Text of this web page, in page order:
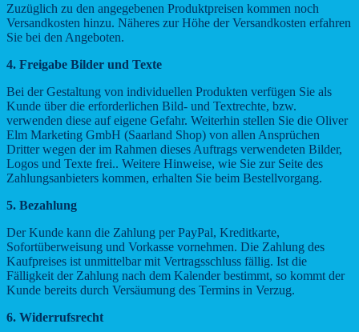
Zuzüglich zu den angegebenen Produktpreisen kommen noch
Versandkosten hinzu. Näheres zur Höhe der Versandkosten erfahren
Sie bei den Angeboten.
4. Freigabe Bilder und Texte
Bei der Gestaltung von individuellen Produkten verfügen Sie als
Kunde über die erforderlichen Bild- und Textrechte, bzw.
verwenden diese auf eigene Gefahr. Weiterhin stellen Sie die Oliver
Elm Marketing GmbH (Saarland Shop) von allen Ansprüchen
Dritter wegen der im Rahmen dieses Auftrags verwendeten Bilder,
Logos und Texte frei.. Weitere Hinweise, wie Sie zur Seite des
Zahlungsanbieters kommen, erhalten Sie beim Bestellvorgang.
5. Bezahlung
Der Kunde kann die Zahlung per PayPal, Kreditkarte,
Sofortüberweisung und Vorkasse vornehmen. Die Zahlung des
Kaufpreises ist unmittelbar mit Vertragsschluss fällig. Ist die
Fälligkeit der Zahlung nach dem Kalender bestimmt, so kommt der
Kunde bereits durch Versäumung des Termins in Verzug.
6. Widerrufsrecht